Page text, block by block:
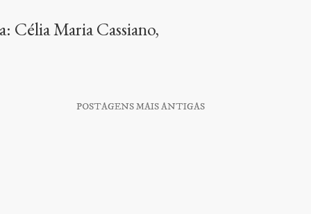
Célia Maria Cassiano,
POSTAGENS MAIS ANTIGAS